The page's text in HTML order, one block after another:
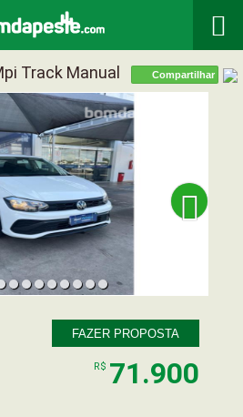

Track Manual Compartilhar

FAZER PROPOSTA
R$ 71.900